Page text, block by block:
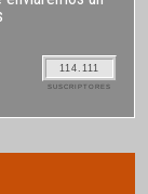
114.111
SUSCRIPTORES